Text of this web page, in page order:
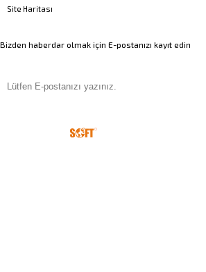
Site Haritası
Bizden haberdar olmak için E-postanızı kayıt edin